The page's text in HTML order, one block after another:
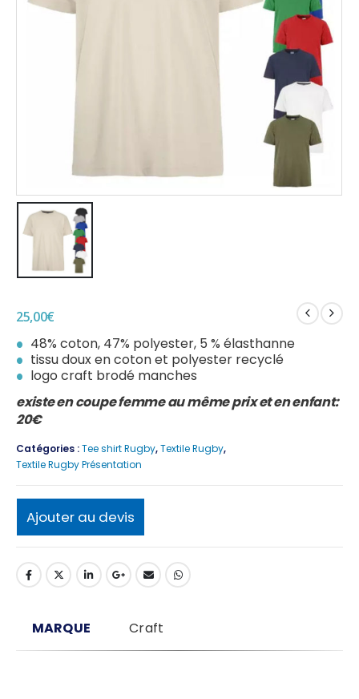
25,00€
48% coton, 47% polyester, 5 % élasthanne
tissu doux en coton et polyester recyclé
logo craft brodé manches
existe en coupe femme au même prix et en enfant:
20€
Catégories :Tee shirt Rugby,Textile Rugby,
Textile Rugby Présentation
Ajouter au devis
MARQUE Craft